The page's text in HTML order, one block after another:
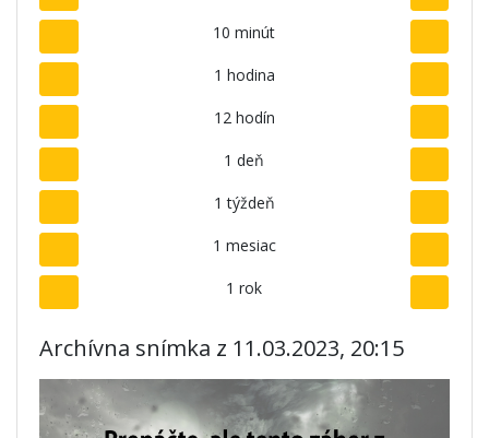
10 minút
1 hodina
12 hodín
1 deň
1 týždeň
1 mesiac
1 rok
Archívna snímka z 11.03.2023, 20:15